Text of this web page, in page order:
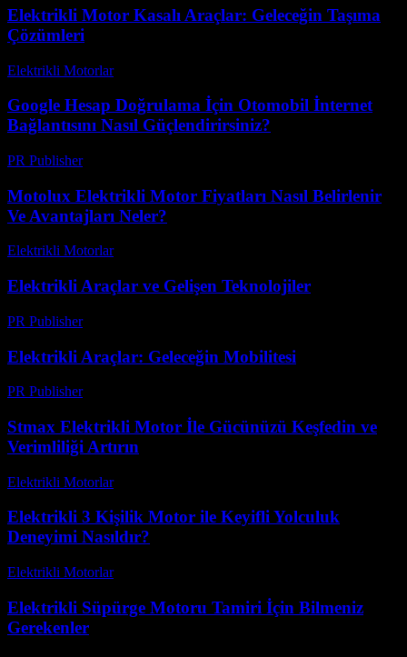
Elektrikli Motor Kasalı Araçlar: Geleceğin Taşıma
Çözümleri
Elektrikli Motorlar-
Google Hesap Doğrulama İçin Otomobil İnternet
Bağlantısını Nasıl Güçlendirirsiniz?
PR Publisher-
Motolux Elektrikli Motor Fiyatları Nasıl Belirlenir
Ve Avantajları Neler?
Elektrikli Motorlar-
Elektrikli Araçlar ve Gelişen Teknolojiler
PR Publisher-
Elektrikli Araçlar: Geleceğin Mobilitesi
PR Publisher-
Stmax Elektrikli Motor İle Gücünüzü Keşfedin ve
Verimliliği Artırın
Elektrikli Motorlar-
Elektrikli 3 Kişilik Motor ile Keyifli Yolculuk
Deneyimi Nasıldır?
Elektrikli Motorlar-
Elektrikli Süpürge Motoru Tamiri İçin Bilmeniz
Gerekenler